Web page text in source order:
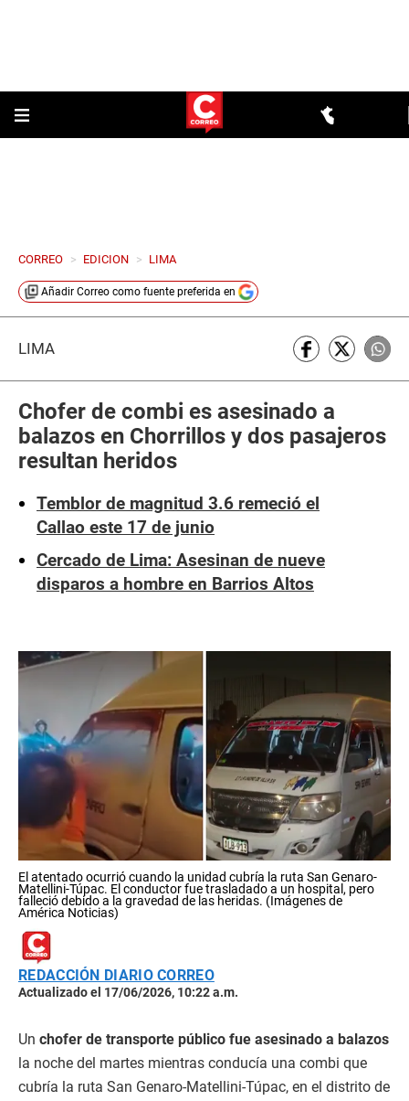
CORREO > EDICION > LIMA
Añadir Correo como fuente preferida en
LIMA
Chofer de combi es asesinado a
balazos en Chorrillos y dos pasajeros
resultan heridos
Temblor de magnitud 3.6 remeció el
Callao este 17 de junio
Cercado de Lima: Asesinan de nueve
disparos a hombre en Barrios Altos
El atentado ocurrió cuando la unidad cubría la ruta San Genaro-
Matellini-Túpac. El conductor fue trasladado a un hospital, pero
falleció debido a la gravedad de las heridas. (Imágenes de
América Noticias)
REDACCIÓN DIARIO CORREO
Actualizado el 17/06/2026, 10:22 a.m.
Un chofer de transporte público fue asesinado a balazos
la noche del martes mientras conducía una combi que
cubría la ruta San Genaro-Matellini-Túpac, en el distrito de